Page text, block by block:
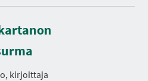
kirjoittaja